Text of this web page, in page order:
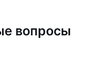
вопросы